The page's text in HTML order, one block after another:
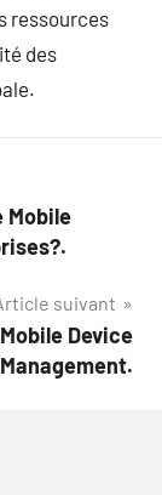
ressources
des
Mobile
suivant
Device
Management.